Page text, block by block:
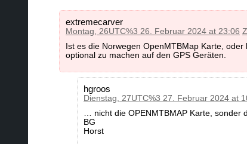
extremecarver
Montag, 26UTC%3 26. Februar 2024 at 23:06
Ist es die Norwegen OpenMTBMap Karte,
optional zu machen auf den GPS Geräten.
hgroos
Dienstag, 27UTC%3 27. Februar 2024 at
… nicht die OPENMTBMAP Karte, sonder
BG
Horst